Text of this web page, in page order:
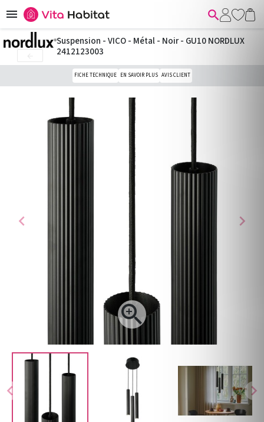
 
chevron_left chevron_right
chevron_left

chevron_right
Suspension - VICO - Métal - Noir - GU10 NORDLUX
2412123003
FICHE TECHNIQUE EN SAVOIR PLUS AVIS CLIENT